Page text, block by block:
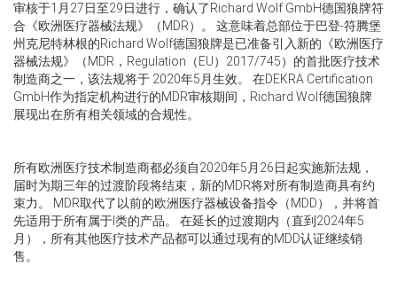
审核于1月27日至29日进行，确认了Richard Wolf GmbH德国狼牌符
合《欧洲医疗器械法规》（MDR）。 这意味着总部位于巴登-符腾堡
州克尼特林根的Richard Wolf德国狼牌是已准备引入新的《欧洲医疗
器械法规》（MDR，Regulation（EU）2017/745）的首批医疗技术
制造商之一，该法规将于 2020年5月生效。 在DEKRA Certification
GmbH作为指定机构进行的MDR审核期间，Richard Wolf德国狼牌
展现出在所有相关领域的合规性。
所有欧洲医疗技术制造商都必须自2020年5月26日起实施新法规，
届时为期三年的过渡阶段将结束，新的MDR将对所有制造商具有约
束力。 MDR取代了以前的欧洲医疗器械设备指令（MDD），并将首
先适用于所有属于I类的产品。 在延长的过渡期内（直到2024年5
月），所有其他医疗技术产品都可以通过现有的MDD认证继续销
售。